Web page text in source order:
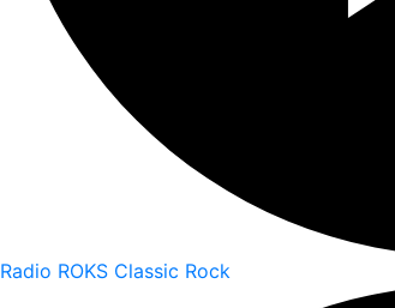
Radio ROKS Classic Rock